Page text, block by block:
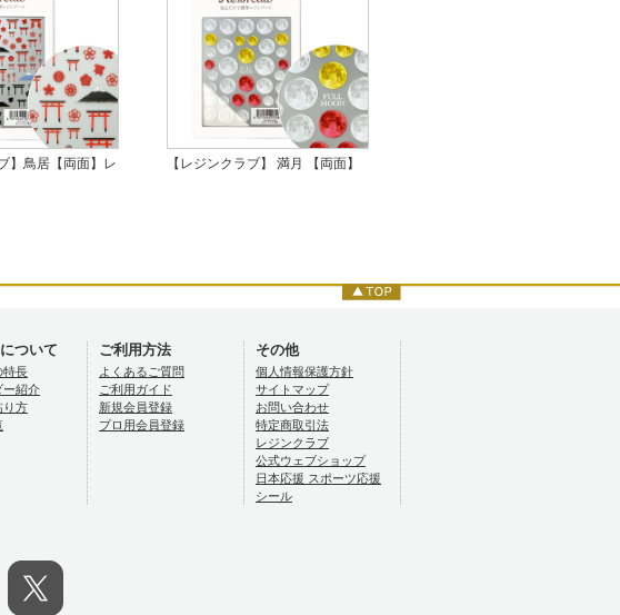
】鳥居【両面】レ
【レジンクラブ】 満月 【両面】
ついて
特長
ー紹介
り方
ご利用方法
よくあるご質問
ご利用ガイド
新規会員登録
プロ用会員登録
その他
個人情報保護方針
サイトマップ
お問い合わせ
特定商取引法
レジンクラブ
公式ウェブショップ
日本応援 スポーツ応援
シール